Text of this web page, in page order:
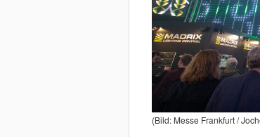
(Bild: Messe Frankfurt /